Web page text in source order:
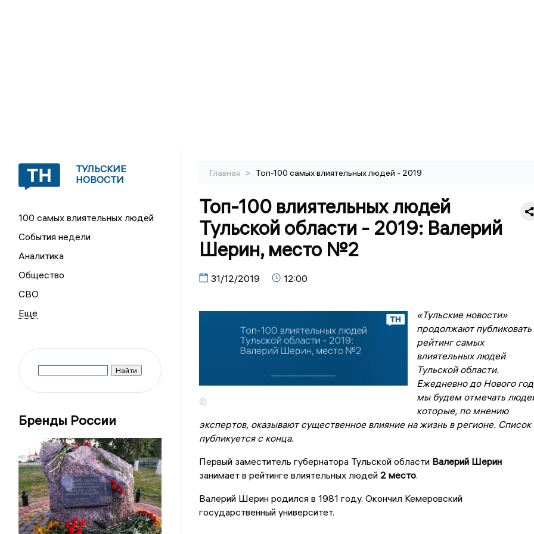
ТУЛЬСКИЕ
НОВОСТИ
100 самых влиятельных людей
События недели
Аналитика
Общество
СВО
Бренды России
Главная > Топ-100 самых влиятельных людей - 2019
Топ-100 влиятельных людей
Тульской области - 2019: Валерий
Шерин, место №2
31/12/2019 12:00
©
«Тульские новости»
продолжают публиковать
рейтинг самых
влиятельных людей
Тульской области.
Ежедневно до Нового
мы будем отмечать
которые, по мнению
экспертов, оказывают существенное влияние на жизнь в регионе. Список
публикуется с конца.
Первый заместитель губернатора Тульской области Валерий Шерин
занимает в рейтинге влиятельных людей 2 место.
Валерий Шерин родился в 1981 году. Окончил Кемеровский
государственный университет.